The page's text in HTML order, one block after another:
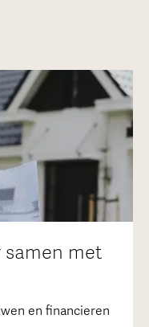
samen met
en financieren